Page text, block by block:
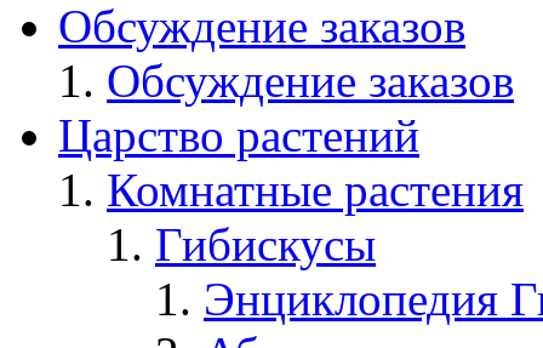
Обсуждение заказов
Обсуждение заказов
Царство растений
Комнатные растения
Гибискусы
Энциклопедия